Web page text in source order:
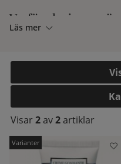
Varför ska jag
cellförnyelsen,
direkt mjukare och ser
bara på ytan utan hjälper
vilket kan motverka
En annan stor fördel är att
absorberas bättre när de
lager av döda hudceller först.
Ett viktigt tips är att alltid
Läs mer
Visar 2av2artiklar